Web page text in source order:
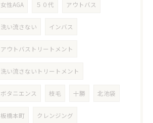
女性AGA ５０代 アウトバス
洗い流さない インバス
アウトバストリートメント
洗い流さないトリートメント
ボタニエンス 枝毛 十勝 北池袋
板橋本町 クレンジング